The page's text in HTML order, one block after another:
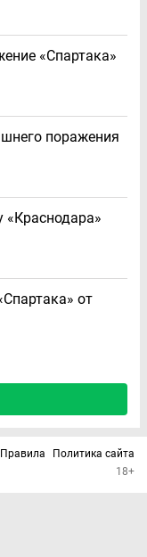
«Спартака»
поражения
от
Правила
Политика сайта
18+